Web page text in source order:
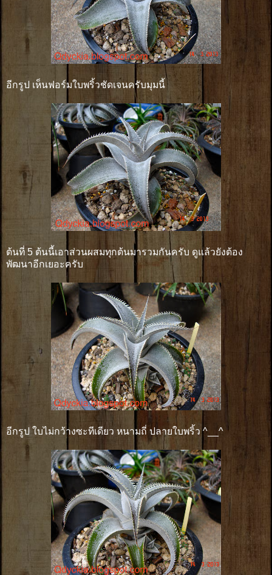
อีกรูป เห็นฟอร์มใบพริ้วชัดเจนครับมุมนี้
ต้นที่ 5 ต้นนี้เอาส่วนผสมทุกต้นมารวมกันครับ ดูแล้วยังต้อง
พัฒนาอีกเยอะครับ
อีกรูป ใบไม่กว้างซะทีเดียว หนามถี่ ปลายใบพริ้ว ^__^